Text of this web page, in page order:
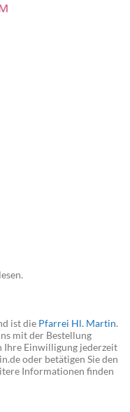
ist die Pfarrei Hl. Martin.
mit der Bestellung
Ihre Einwilligung jederzeit
oder betätigen Sie den
Informationen finden